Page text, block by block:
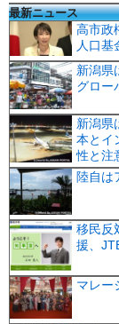
最新ニュース
高市政
人口基
新潟県
グロー
新潟県
本とイ
性と注
陸自は
移民反
援、
マレー